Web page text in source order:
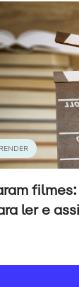
ler e